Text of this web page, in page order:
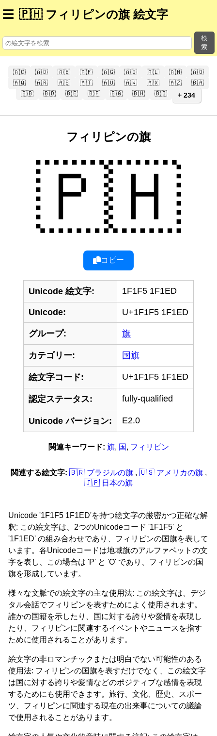
☰ 🇵🇭 フィリピンの旗 絵文字
検
索
🇦🇨 🇦🇩 🇦🇪 🇦🇫 🇦🇬 🇦🇮 🇦🇱 🇦🇲
🇦🇴
🇦🇶
🇦🇷 🇦🇸 🇦🇹 🇦🇺 🇦🇼 🇦🇽 🇦🇿
🇧🇦
🇧🇧
🇧🇩 🇧🇪 🇧🇫 🇧🇬 🇧🇭 🇧🇮 + 234
フィリピンの旗
🇵🇭
コピー
Unicode 絵文字: 1F1F5 1F1ED
Unicode: U+1F1F5 1F1ED
グループ: 旗
カテゴリー: 国旗
絵文字コード: U+1F1F5 1F1ED
認定ステータス: fully-qualified
Unicode バージョン: E2.0
関連キーワード: 旗, 国, フィリピン
関連する絵文字: 🇧‍🇷 ブラジルの旗 , 🇺‍🇸 アメリカの旗 ,
🇯‍🇵 日本の旗
Unicode '1F1F5 1F1ED'を持つ絵文字の厳密かつ正確な解
釈: この絵文字は、2つのUnicodeコード '1F1F5' と
'1F1ED' の組み合わせであり、フィリピンの国旗を表して
います。各Unicodeコードは地域旗のアルファベットの文
字を表し、この場合は 'P' と 'O' であり、フィリピンの国
旗を形成しています。
様々な文脈での絵文字の主な使用法: この絵文字は、デジ
タル会話でフィリピンを表すためによく使用されます。
誰かの国籍を示したり、国に対する誇りや愛情を表現し
たり、フィリピンに関連するイベントやニュースを指す
ために使用されることがあります。
絵文字の非ロマンチックまたは明白でない可能性のある
使用法: フィリピンの国旗を表すだけでなく、この絵文字
は国に対する誇りや愛情などのポジティブな感情を表現
するためにも使用できます。旅行、文化、歴史、スポー
ツ、フィリピンに関連する現在の出来事についての議論
で使用されることがあります。